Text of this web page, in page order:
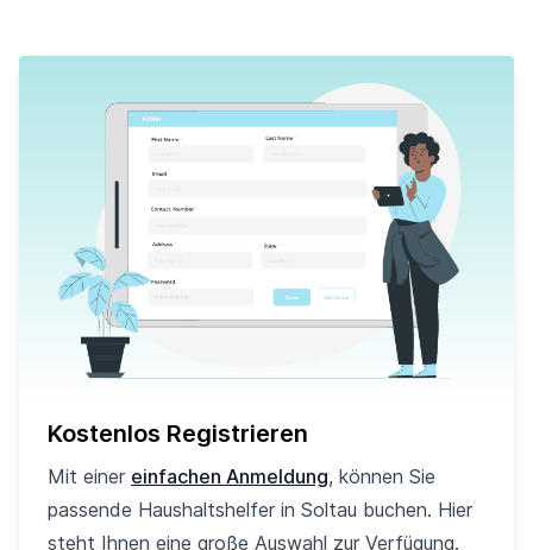
Kostenlos Registrieren
Mit einer einfachen Anmeldung, können Sie
passende Haushaltshelfer in Soltau buchen. Hier
steht Ihnen eine große Auswahl zur Verfügung.